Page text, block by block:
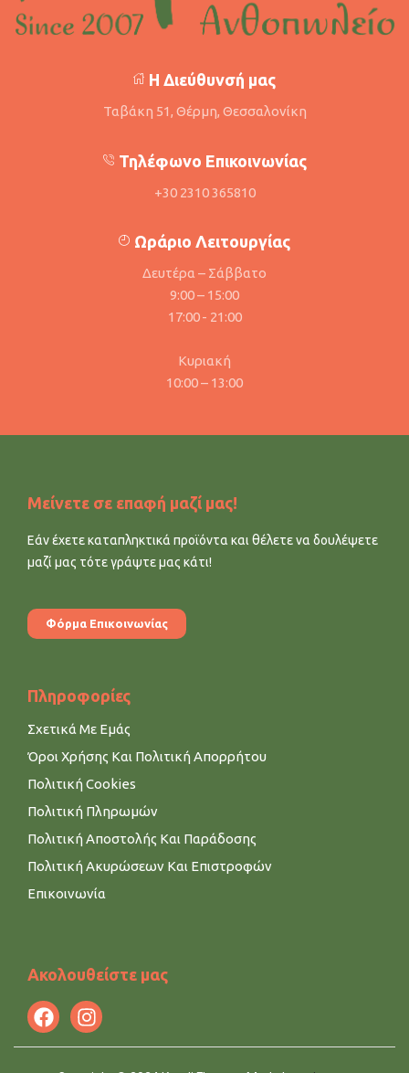
Η Διεύθυνσή μας
Ταβάκη 51, Θέρμη, Θεσσαλονίκη
Τηλέφωνο Επικοινωνίας
+30 2310 365810
Ωράριο Λειτουργίας
Δευτέρα – Σάββατο
9:00 – 15:00
17:00 - 21:00
Κυριακή
10:00 – 13:00
Μείνετε σε επαφή μαζί μας!
Εάν έχετε καταπληκτικά προϊόντα και θέλετε να δουλέψετε
μαζί μας τότε γράψτε μας κάτι!
Φόρμα Επικοινωνίας
Πληροφορίες
Σχετικά Με Εμάς
Όροι Χρήσης Και Πολιτική Απορρήτου
Πολιτική Cookies
Πολιτική Πληρωμών
Πολιτική Αποστολής Και Παράδοσης
Πολιτική Ακυρώσεων Και Επιστροφών
Επικοινωνία
Ακολουθείστε μας